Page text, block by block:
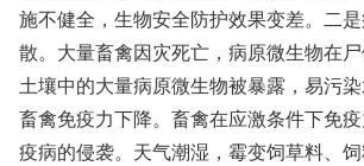
施不健全，生物安全防护效果变差。二
散。大量畜禽因灾死亡，病原微生物在尸
土壤中的大量病原微生物被暴露，易污
畜禽免疫力下降。畜禽在应激条件下免
疫病的侵袭。天气潮湿，霉变饲草料、